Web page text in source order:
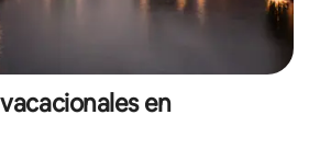
en